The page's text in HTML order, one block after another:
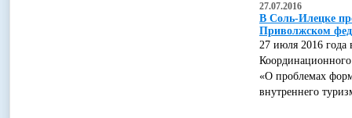
27.07.2016
В Соль-Илецке
Приволжском
27 июля 2016 года
«О проблемах
внутреннего